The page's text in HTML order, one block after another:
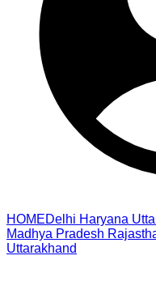
HOMEDelhi Haryana
Madhya Pradesh
Uttarakhand